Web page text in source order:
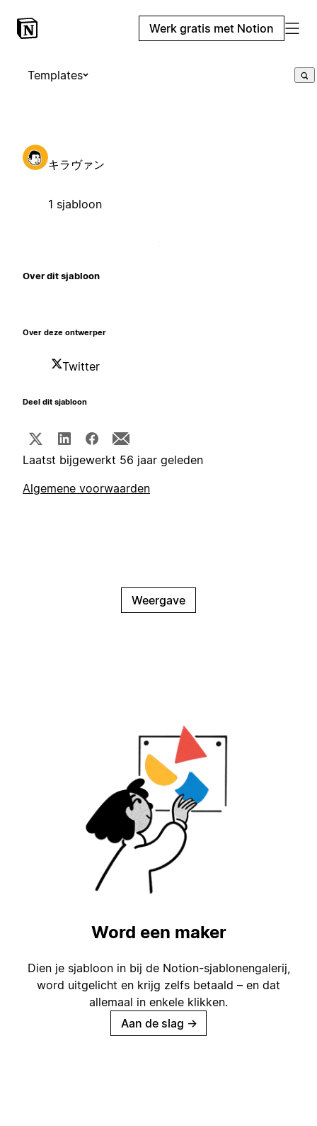
Werk gratis met Notion
Templates
キラヴァン
1 sjabloon
Over dit sjabloon
Over deze ontwerper
Twitter
Deel dit sjabloon
Laatst bijgewerkt 56 jaar geleden
Algemene voorwaarden
Weergave
Word een maker
Dien je sjabloon in bij de Notion-sjablonengalerij,
word uitgelicht en krijg zelfs betaald – en dat
allemaal in enkele klikken.
Aan de slag →